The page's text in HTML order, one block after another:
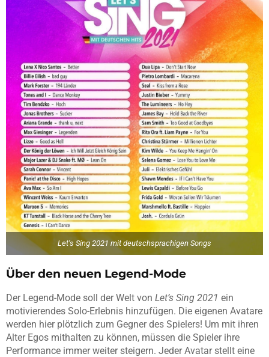
Let’s Sing 2021 mit deutschsprachigen Songs
Über den neuen Legend-Mode
Der Legend-Mode soll der Welt von Let’s Sing 2021 ein
motivierendes Solo-Erlebnis hinzufügen. Die eigenen Avatare
werden hier plötzlich zum Gegner des Spielers! Um mit ihren
Alter Egos mithalten zu können, müssen die Spieler ihre
Performance immer weiter steigern. Jeder Avatar stellt eine